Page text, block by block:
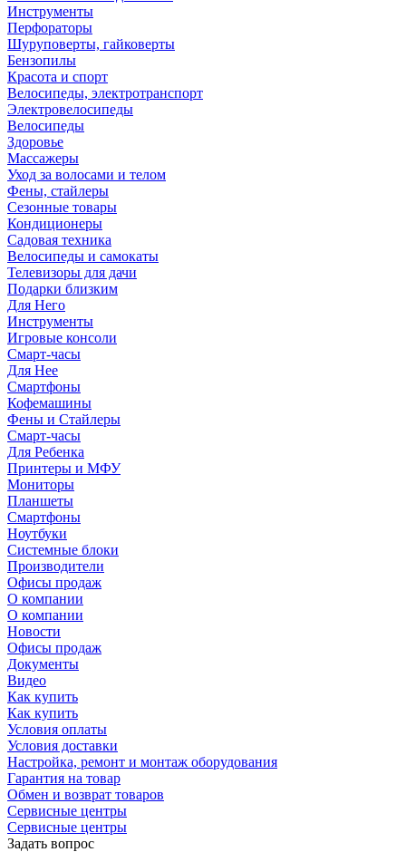
Инструменты
Перфораторы
Шуруповерты, гайковерты
Бензопилы
Красота и спорт
Велосипеды, электротранспорт
Электровелосипеды
Велосипеды
Здоровье
Массажеры
Уход за волосами и телом
Фены, стайлеры
Сезонные товары
Кондиционеры
Садовая техника
Велосипеды и самокаты
Телевизоры для дачи
Подарки близким
Для Него
Инструменты
Игровые консоли
Смарт-часы
Для Нее
Смартфоны
Кофемашины
Фены и Стайлеры
Смарт-часы
Для Ребенка
Принтеры и МФУ
Мониторы
Планшеты
Смартфоны
Ноутбуки
Системные блоки
Производители
Офисы продаж
О компании
О компании
Новости
Офисы продаж
Документы
Видео
Как купить
Как купить
Условия оплаты
Условия доставки
Настройка, ремонт и монтаж оборудования
Гарантия на товар
Обмен и возврат товаров
Сервисные центры
Сервисные центры
Задать вопрос